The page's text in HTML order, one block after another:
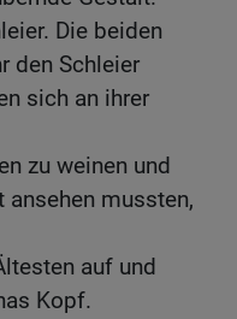
Die beiden
den Schleier
sich an ihrer
zu weinen und
ansehen mussten,
auf und
Kopf.